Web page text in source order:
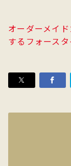
オーダーメイ
するフォース